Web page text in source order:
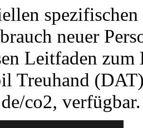
neuer
Leitfaden
Treuhand
co2, verfügbar.